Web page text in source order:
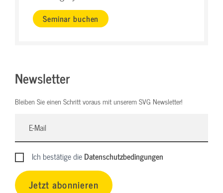
Seminar buchen
Newsletter
Bleiben Sie einen Schritt voraus mit unserem SVG Newsletter!
Ich bestätige dieDatenschutzbedingungen
Jetzt abonnieren